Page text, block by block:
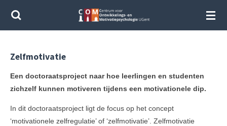
Ga
hoofdinhoud
Zelfmotivatie
Een doctoraatsproject naar hoe leerlingen en studenten
zichzelf kunnen motiveren tijdens een motivationele dip.
In dit doctoraatsproject ligt de focus op het concept
‘motivationele zelfregulatie’ of ‘zelfmotivatie’. Zelfmotivatie